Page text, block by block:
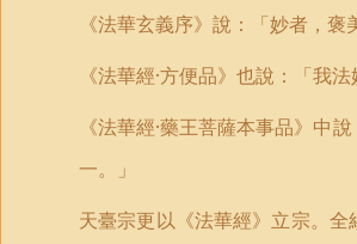
《法華玄義序》說：「妙者，
《法華經·方便品》也說：「我法
《法華經·藥王菩薩本事品》中
一。」
天臺宗更以《法華經》立宗。